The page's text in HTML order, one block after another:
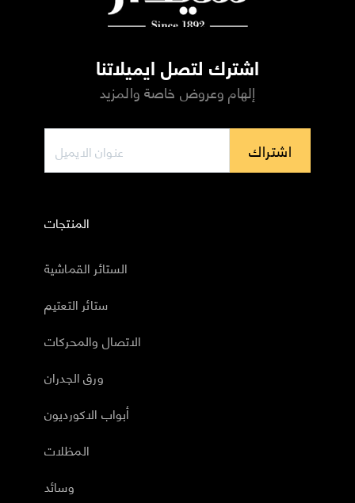
اشترك لتصل ايميلاتنا
إلهام وعروض خاصة والمزيد
اشتراك
المنتجات
الستائر القماشية
ستائر التعتيم
الاتصال والمحركات
ورق الجدران
أبواب الاكورديون
المظلات
وسائد